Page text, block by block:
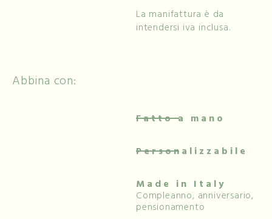
La manifattura è da
intendersi iva inclusa.
Abbina con:
Fatto a mano
Personalizzabile
Made in Italy
Compleanno, anniversario,
pensionamento